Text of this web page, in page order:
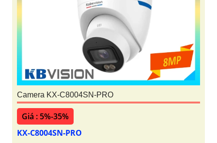
Camera KX-C8004SN-PRO
Giá : 5%-35%
KX-C8004SN-PRO